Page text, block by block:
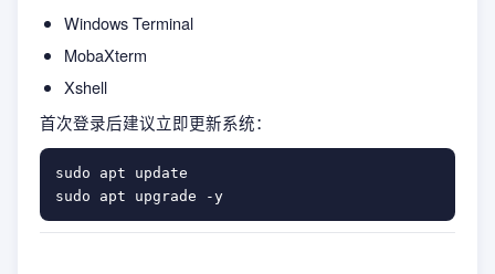
Windows Terminal
MobaXterm
Xshell
首次登录后建议立即更新系统：
sudo apt update